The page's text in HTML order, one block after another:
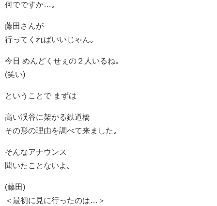
何でですか…｡
藤田さんが
行ってくればいいじゃん｡
今日 めんどくせぇの２人いるね｡
(笑い)
ということで まずは
高い渓谷に架かる鉄道橋
その形の理由を調べて来ました｡
そんなアナウンス
聞いたことないよ｡
(藤田)
＜最初に見に行ったのは…＞